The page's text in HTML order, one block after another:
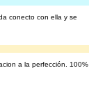
conecto con ella y se
a la perfección. 100%